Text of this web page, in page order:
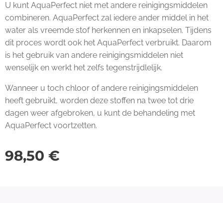
U kunt AquaPerfect niet met andere reinigingsmiddelen
combineren. AquaPerfect zal iedere ander middel in het
water als vreemde stof herkennen en inkapselen. Tijdens
dit proces wordt ook het AquaPerfect verbruikt. Daarom
is het gebruik van andere reinigingsmiddelen niet
wenselijk en werkt het zelfs tegenstrijdlelijk.
Wanneer u toch chloor of andere reinigingsmiddelen
heeft gebruikt, worden deze stoffen na twee tot drie
dagen weer afgebroken, u kunt de behandeling met
AquaPerfect voortzetten.
98,50 €